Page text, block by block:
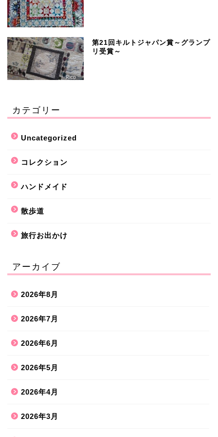
第21回キルトジャパン賞～グランプ
リ受賞～
カテゴリー
Uncategorized
コレクション
ハンドメイド
散歩道
旅行お出かけ
アーカイブ
2026年8月
2026年7月
2026年6月
2026年5月
2026年4月
2026年3月